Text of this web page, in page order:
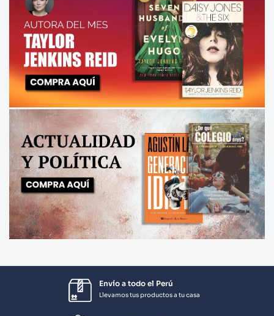
Envío a todo el Perú
Llevamos tus productos a tu casa